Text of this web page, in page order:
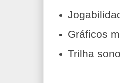
Gráficos
Trilha